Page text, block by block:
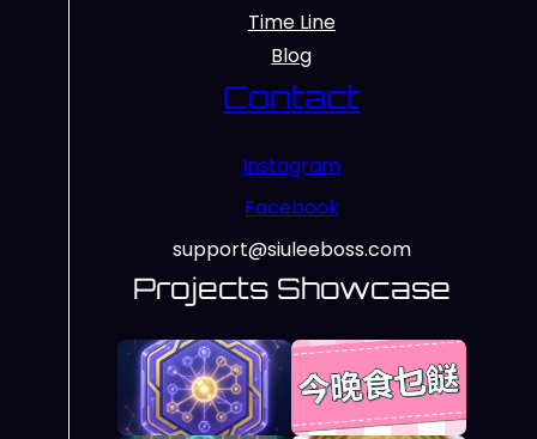
Time Line
Blog
Contact
Instagram
Facebook
support@siuleeboss.com
Projects Showcase